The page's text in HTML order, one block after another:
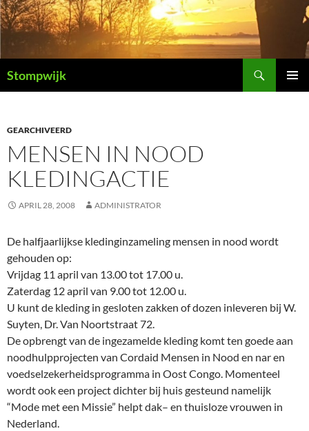
Ga
naar
inhoud
Stompwijk
GEARCHIVEERD
MENSEN IN NOOD
KLEDINGACTIE
APRIL 28, 2008 ADMINISTRATOR
De halfjaarlijkse kledinginzameling mensen in nood wordt
gehouden op:
Vrijdag 11 april van 13.00 tot 17.00 u.
Zaterdag 12 april van 9.00 tot 12.00 u.
U kunt de kleding in gesloten zakken of dozen inleveren bij W.
Suyten, Dr. Van Noortstraat 72.
De opbrengt van de ingezamelde kleding komt ten goede aan
noodhulpprojecten van Cordaid Mensen in Nood en nar en
voedselzekerheidsprogramma in Oost Congo. Momenteel
wordt ook een project dichter bij huis gesteund namelijk
“Mode met een Missie” helpt dak– en thuisloze vrouwen in
Nederland.